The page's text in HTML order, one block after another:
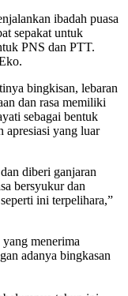
ibadah puasa
sepakat untuk
PNS dan PTT.
bingkisan, lebaran
dan rasa memiliki
sebagai bentuk
apresiasi yang luar
diberi ganjaran
bersyukur dan
ini terpelihara,”
menerima
adanya bingkasan